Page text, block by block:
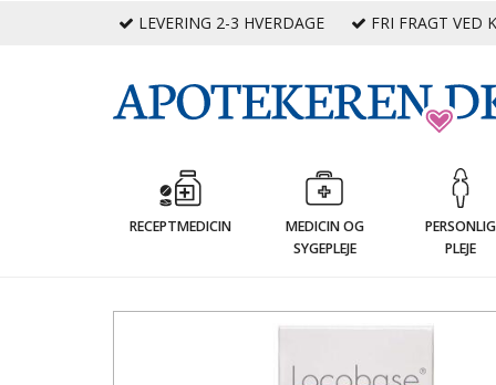
LEVERING 2-3 HVERDAGE FRI FRAGT VED
RECEPTMEDICIN
MEDICIN OG
SYGEPLEJE
PERSONLIG
PLEJE